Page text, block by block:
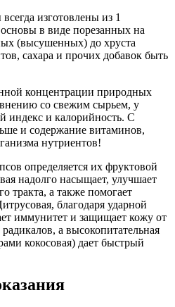
изготовлены из 1
в виде порезанных на
(высушенных) до хруста
сахара и прочих добавок быть
концентрации природных
со свежим сырьем, у
индекс и калорийность. С
и содержание витаминов,
нутриентов!
определяется их фруктовой
надолго насыщает, улучшает
тракта, а также помогает
благодаря ударной
иммунитет и защищает кожу от
а высокопитательная
кокосовая) дает быстрый